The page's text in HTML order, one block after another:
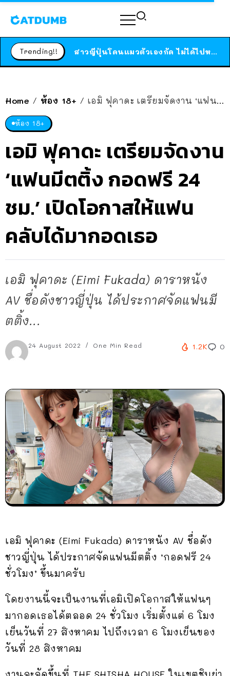
Trending!! ได้เวลาเด็กหนวดรวมตัว RF Online Next เปิดให้เล่นแล้ว เกม Sci-Fi MMORPG ระดับตำนาน เล่นได้ทั้งมือถือและ PC
Home / ห้อง 18+ / เอมิ ฟุคาดะ เตรียมจัดงาน ‘แฟนมีตติ้ง กอดฟรี 24 ชม.’ เปิดโอกาสให้แฟนคลับได้มากอดเธอ
ห้อง 18+
เอมิ ฟุคาดะ เตรียมจัดงาน
‘แฟนมีตติ้ง กอดฟรี 24
ชม.’ เปิดโอกาสให้แฟน
คลับได้มากอดเธอ
เอมิ ฟุคาดะ (Eimi Fukada) ดาราหนัง
AV ชื่อดังชาวญี่ปุ่น ได้ประกาศจัดแฟนมี
ตติ้ง...
24 August 2022 One Min Read 1.2K 0
เอมิ ฟุคาดะ (Eimi Fukada) ดาราหนัง AV ชื่อดัง
ชาวญี่ปุ่น ได้ประกาศจัดแฟนมีตติ้ง ‘กอดฟรี 24
ชั่วโมง’ ขึ้นมาครับ
โดยงานนี้จะเป็นงานที่เอมิเปิดโอกาสให้แฟนๆ
มากอดเธอได้ตลอด 24 ชั่วโมง เริ่มตั้งแต่ 6 โมง
เย็นวันที่ 27 สิงหาคม ไปถึงเวลา 6 โมงเย็นของ
วันที่ 28 สิงหาคม